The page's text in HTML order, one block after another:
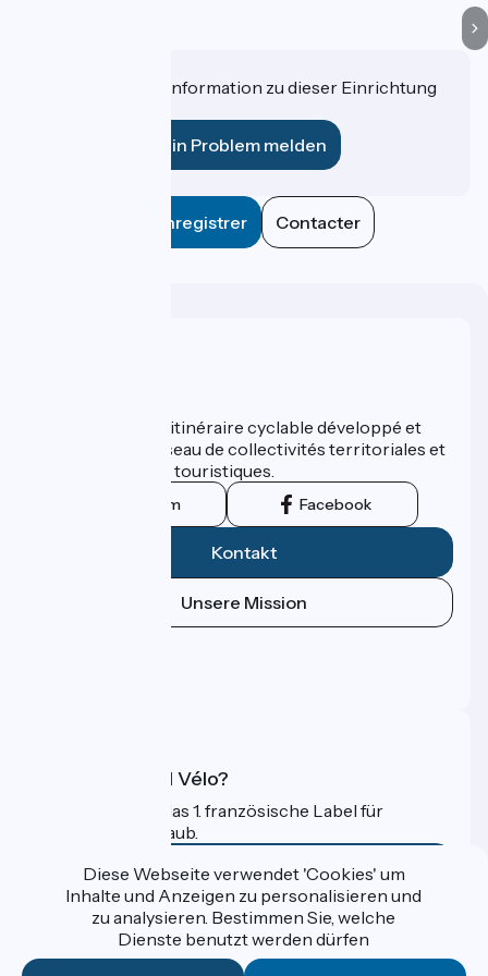
Haben Sie eine Information zu dieser Einrichtung
Ein Problem melden
Enregistrer Contacter
ViaRhôna est un itinéraire cyclable développé et
promu par un réseau de collectivités territoriales et
leurs institutions touristiques.
Instagram Facebook
Kontakt
Unsere Mission
Was ist Accueil Vélo?
Accueil Vélo ist das 1. französische Label für
Radfahrer im Urlaub.
Mehr erfahren
Gefördert im Rahmen von Destination France
Diese Webseite verwendet 'Cookies' um
Inhalte und Anzeigen zu personalisieren und
zu analysieren. Bestimmen Sie, welche
Dienste benutzt werden dürfen